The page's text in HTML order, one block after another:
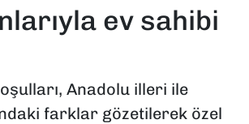
ev sahibi
Anadolu illeri ile
farklar gözetilerek özel